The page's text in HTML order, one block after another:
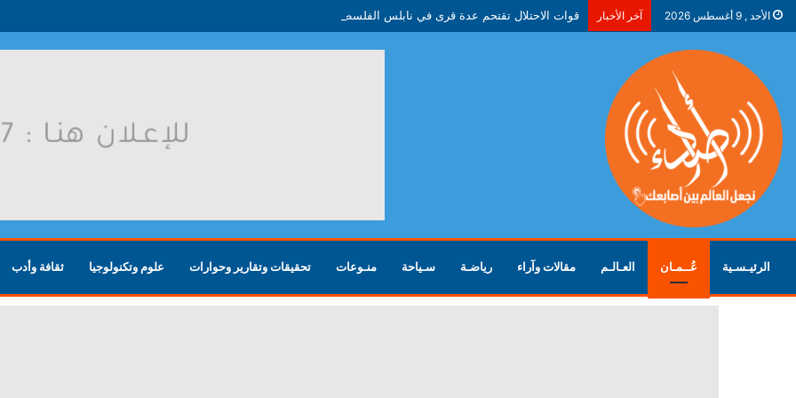
الأحد , 9 أغسطس 2026 آخر الأخبار قوات الاحتلال تقتحم عدة قرى في نابلس الفلسطينية
الرئيـسـية عُــمـان العـالـم مقالات وآراء رياضـة سـياحة منـوعات تحقيقات وتقارير وحوارات علوم وتكنولوجيا ثقافة وأدب